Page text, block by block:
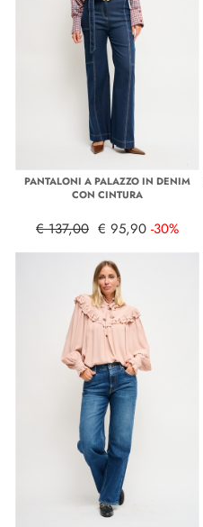
PANTALONI A PALAZZO IN DENIM
CON CINTURA
€ 137,00 € 95,90 -30%